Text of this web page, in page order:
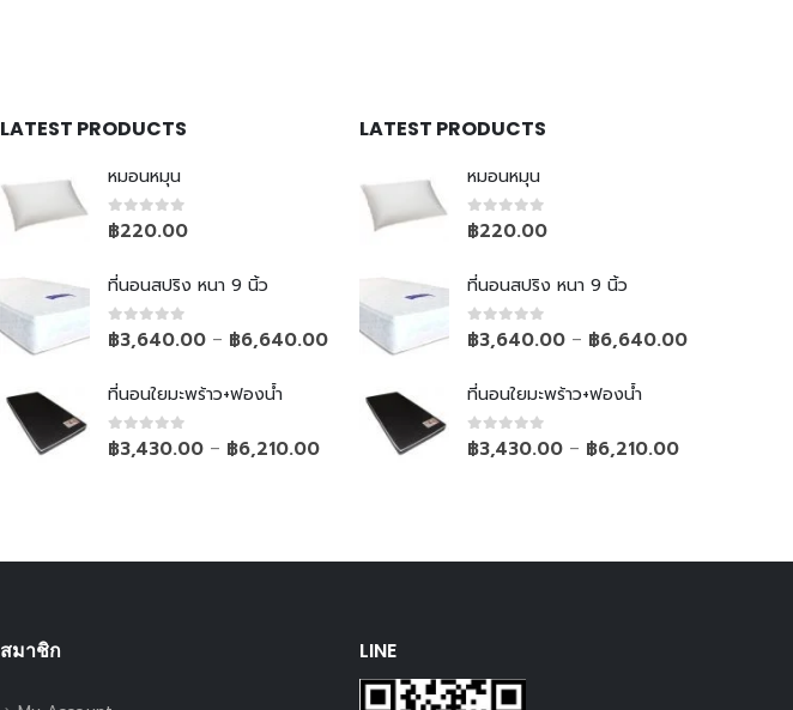
LATEST PRODUCTS
หมอนหมุน
0out of 5
฿220.00
ที่นอนสปริง หนา 9 นิ้ว
0out of 5
฿3,640.00 – ฿6,640.00
ที่นอนใยมะพร้าว+ฟองน้ำ
0out of 5
฿3,430.00 – ฿6,210.00
LATEST PRODUCTS
หมอนหมุน
0out of 5
฿220.00
ที่นอนสปริง หนา 9 นิ้ว
0out of 5
฿3,640.00 – ฿6,640.00
ที่นอนใยมะพร้าว+ฟองน้ำ
0out of 5
฿3,430.00 – ฿6,210.00
สมาชิก LINE